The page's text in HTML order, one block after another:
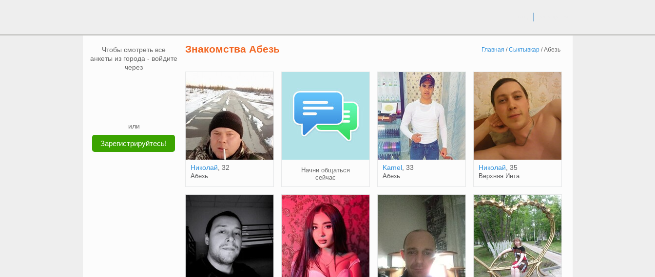
Чтобы смотреть все
анкеты из города - войдите
через
или
Зарегистрируйтесь!
Знакомства Абезь Главная /Сыктывкар/Абезь
Николай , 32
Абезь
Начни общаться
сейчас
Kamel, 33
Абезь
Николай , 35
Верхняя Инта